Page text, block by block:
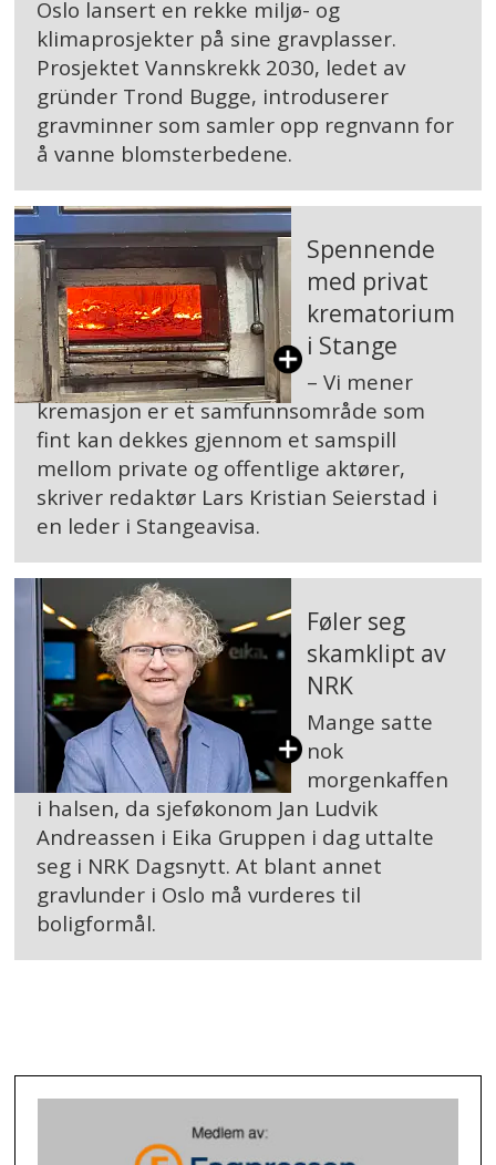
Oslo lansert en rekke miljø- og
klimaprosjekter på sine gravplasser.
Prosjektet Vannskrekk 2030, ledet av
gründer Trond Bugge, introduserer
gravminner som samler opp regnvann for
å vanne blomsterbedene.
Spennende
med privat
krematorium
i Stange
– Vi mener
kremasjon er et samfunnsområde som
fint kan dekkes gjennom et samspill
mellom private og offentlige aktører,
skriver redaktør Lars Kristian Seierstad i
en leder i Stangeavisa.
Føler seg
skamklipt av
NRK
Mange satte
nok
morgenkaffen
i halsen, da sjeføkonom Jan Ludvik
Andreassen i Eika Gruppen i dag uttalte
seg i NRK Dagsnytt. At blant annet
gravlunder i Oslo må vurderes til
boligformål.